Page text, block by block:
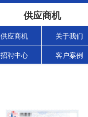
供应商机
供应商机 关于我们
招聘中心 客户案例